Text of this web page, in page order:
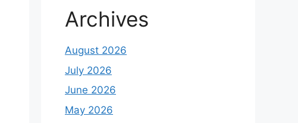
Archives
August 2026
July 2026
June 2026
May 2026